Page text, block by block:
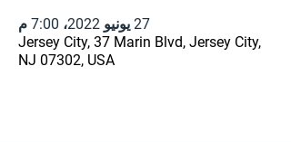
27 يونيو 2022، 7:00 م
Jersey City, 37 Marin Blvd, Jersey City,
NJ 07302, USA